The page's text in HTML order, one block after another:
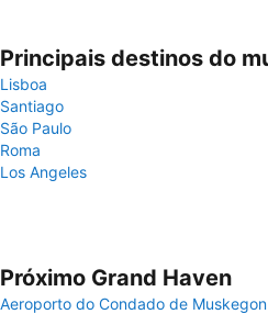
Principais destinos do
Lisboa
Santiago
São Paulo
Roma
Los Angeles
Próximo Grand Haven
Aeroporto do Condado de Muskegon